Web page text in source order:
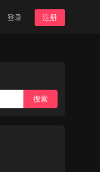
登录 注册